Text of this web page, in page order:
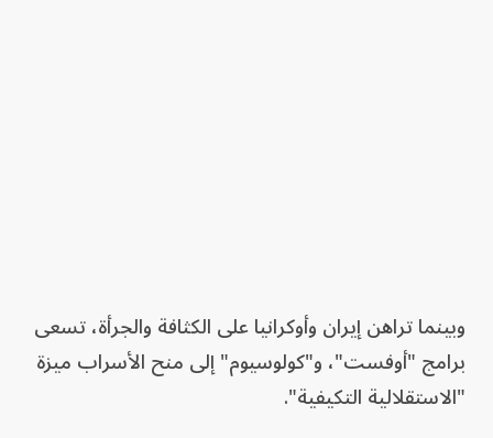
وبينما تراهن إيران وأوكرانيا على الكثافة والجرأة، تسعى
برامج "أوفست"، و"كولوسيوم" إلى منح الأسراب ميزة
"الاستقلالية التكيفية".